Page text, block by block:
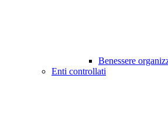
Benessere
Enti controllati